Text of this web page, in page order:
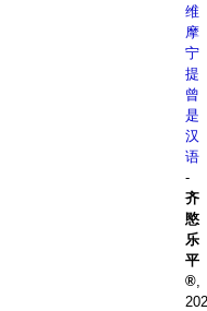
维
摩
宁
提
曾
是
汉
语
-
齐
愍
乐
平